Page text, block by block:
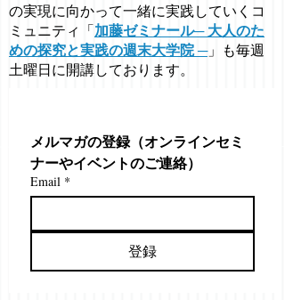
の実現に向かって一緒に実践していくコ
ミュニティ「 加藤ゼミナール─ 大人のた
めの探究と実践の週末大学院 ─」も毎週
土曜日に開講しております。
メルマガの登録（オンラインセミ
ナーやイベントのご連絡）
Email *
登録